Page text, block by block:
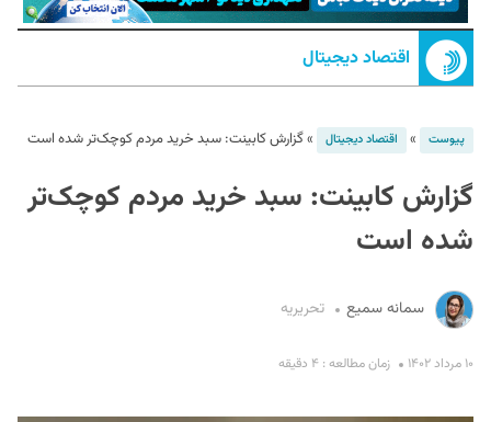
اقتصاد دیجیتال
پیوست » اقتصاد دیجیتال »گزارش کابینت: سبد خرید مردم کوچک‌تر شده است
گزارش کابینت: سبد خرید مردم کوچک‌تر
شده است
سمانه سمیع تحریریه
۱۰ مرداد ۱۴۰۲ زمان مطالعه : ۴ دقیقه